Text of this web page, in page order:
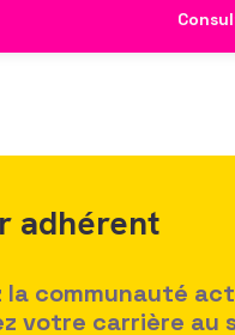
adhérent
la communauté
votre carrière au